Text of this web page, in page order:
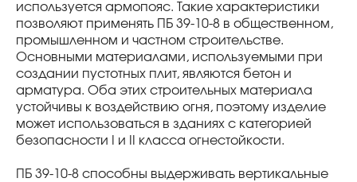
используется армопояс. Такие характеристики
позволяют применять ПБ 39-10-8 в общественном,
промышленном и частном строительстве.
Основными материалами, используемыми при
создании пустотных плит, являются бетон и
арматура. Оба этих строительных материала
устойчивы к воздействию огня, поэтому изделие
может использоваться в зданиях с категорией
безопасности I и II класса огнестойкости.
ПБ 39-10-8 способны выдерживать вертикальные